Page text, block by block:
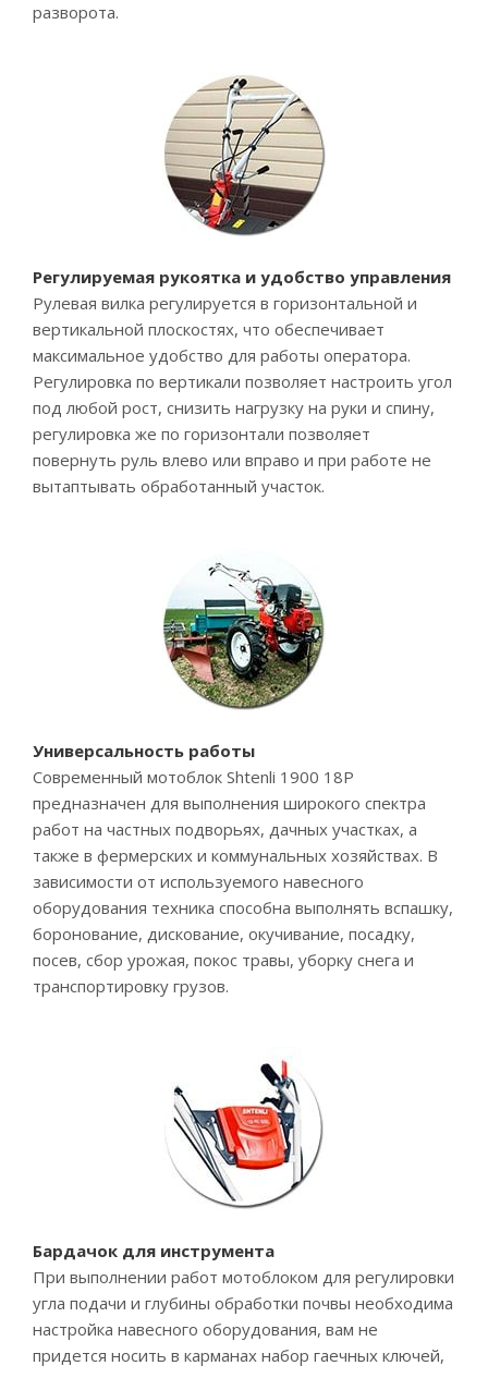
разворота.
Регулируемая рукоятка и удобство управления
Рулевая вилка регулируется в горизонтальной и
вертикальной плоскостях, что обеспечивает
максимальное удобство для работы оператора.
Регулировка по вертикали позволяет настроить угол
под любой рост, снизить нагрузку на руки и спину,
регулировка же по горизонтали позволяет
повернуть руль влево или вправо и при работе не
вытаптывать обработанный участок.
Универсальность работы
Современный мотоблок Shtenli 1900 18P
предназначен для выполнения широкого спектра
работ на частных подворьях, дачных участках, а
также в фермерских и коммунальных хозяйствах. В
зависимости от используемого навесного
оборудования техника способна выполнять вспашку,
боронование, дискование, окучивание, посадку,
посев, сбор урожая, покос травы, уборку снега и
транспортировку грузов.
Бардачок для инструмента
При выполнении работ мотоблоком для регулировки
угла подачи и глубины обработки почвы необходима
настройка навесного оборудования, вам не
придется носить в карманах набор гаечных ключей,